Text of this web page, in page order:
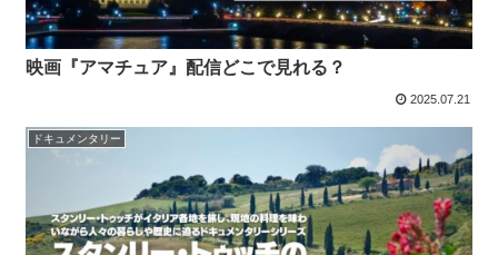
映画『アマチュア』配信どこで見れる？
2025.07.21
ドキュメンタリー